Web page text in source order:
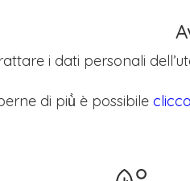
i dati personali
di più̀ è possibile